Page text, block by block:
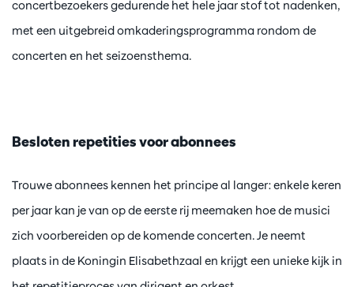
concertbezoekers gedurende het hele jaar stof tot nadenken,
met een uitgebreid omkaderingsprogramma rondom de
concerten en het seizoensthema.
Besloten repetities voor abonnees
Trouwe abonnees kennen het principe al langer: enkele keren
per jaar kan je van op de eerste rij meemaken hoe de musici
zich voorbereiden op de komende concerten. Je neemt
plaats in de Koningin Elisabethzaal en krijgt een unieke kijk in